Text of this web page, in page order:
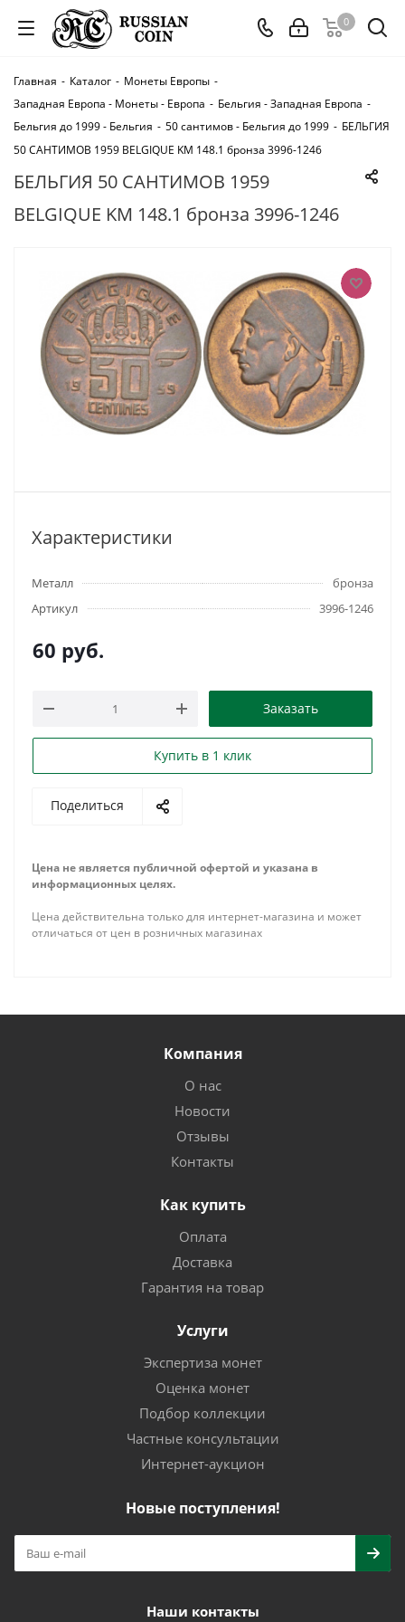
0
Главная - Каталог - Монеты Европы -
Западная Европа - Монеты - Европа - Бельгия - Западная Европа -
Бельгия до 1999 - Бельгия - 50 сантимов - Бельгия до 1999 - БЕЛЬГИЯ
50 САНТИМОВ 1959 BELGIQUE KM 148.1 бронза 3996-1246
БЕЛЬГИЯ 50 САНТИМОВ 1959
BELGIQUE KM 148.1 бронза 3996-1246
Характеристики
Металл
бронза
Артикул
3996-1246
60 руб.
Заказать
Купить в 1 клик
Поделиться
Цена не является публичной офертой и указана в
информационных целях.
Цена действительна только для интернет-магазина и может
отличаться от цен в розничных магазинах
Компания
О нас
Новости
Отзывы
Контакты
Как купить
Оплата
Доставка
Гарантия на товар
Услуги
Экспертиза монет
Оценка монет
Подбор коллекции
Частные консультации
Интернет-аукцион
Новые поступления!
Наши контакты